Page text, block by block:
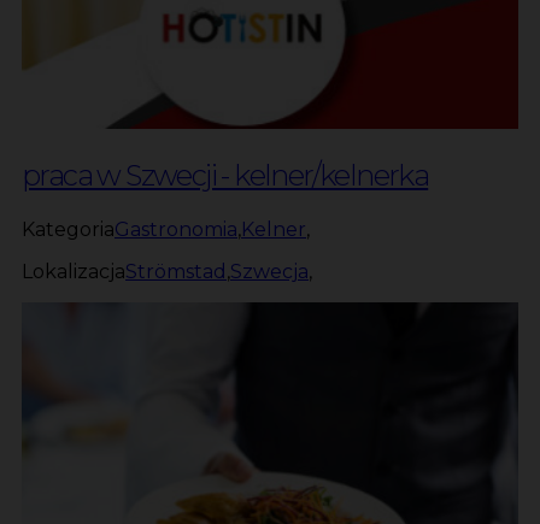
praca w Szwecji - kelner/kelnerka
KategoriaGastronomia,Kelner,
LokalizacjaStrömstad ,Szwecja,